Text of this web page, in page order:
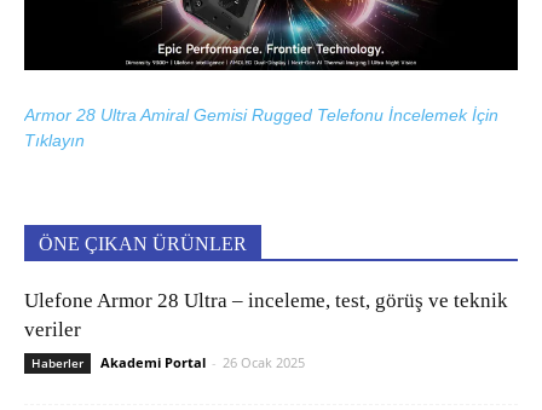
Armor 28 Ultra Amiral Gemisi Rugged Telefonu İncelemek İçin
Tıklayın
ÖNE ÇIKAN ÜRÜNLER
Ulefone Armor 28 Ultra – inceleme, test, görüş ve teknik
veriler
Haberler Akademi Portal - 26 Ocak 2025